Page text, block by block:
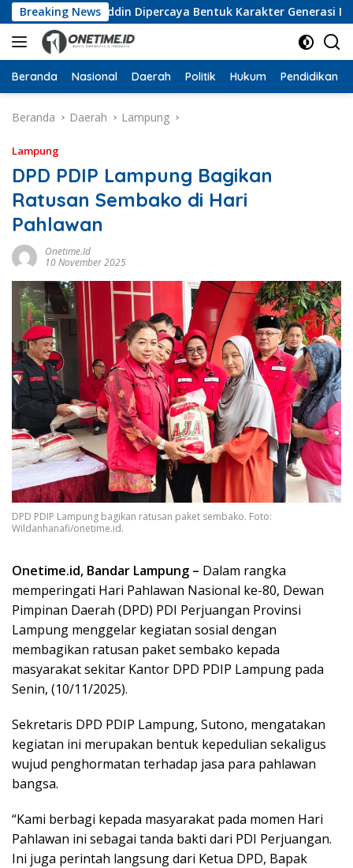
Langsung
ke
konten
Breaking News
Jamaluddin Dipercaya Bentuk Karakter Generasi Muda
Beranda Nasional Daerah Politik Hukum Pendidikan
Beranda Daerah Lampung
Lampung
DPD PDIP Lampung Bagikan
Ratusan Sembako di Hari
Pahlawan
Onetime.id
10 November 2025
DPD PDIP Lampung bagikan ratusan paket sembako. Foto:
Wildanhanafi/onetime.id.
Onetime.id, Bandar Lampung – Dalam rangka
memperingati Hari Pahlawan Nasional ke-80, Dewan
Pimpinan Daerah (DPD) PDI Perjuangan Provinsi
Lampung menggelar kegiatan sosial dengan
membagikan ratusan paket sembako kepada
masyarakat sekitar Kantor DPD PDIP Lampung pada
Senin, (10/11/2025).
Sekretaris DPD PDIP Lampung, Sutono, mengatakan
kegiatan ini merupakan bentuk kepedulian sekaligus
wujud penghormatan terhadap jasa para pahlawan
bangsa.
“Kami berbagi kepada masyarakat pada momen Hari
Pahlawan ini sebagai tanda bakti dari PDI Perjuangan.
Ini juga perintah langsung dari Ketua DPD, Bapak